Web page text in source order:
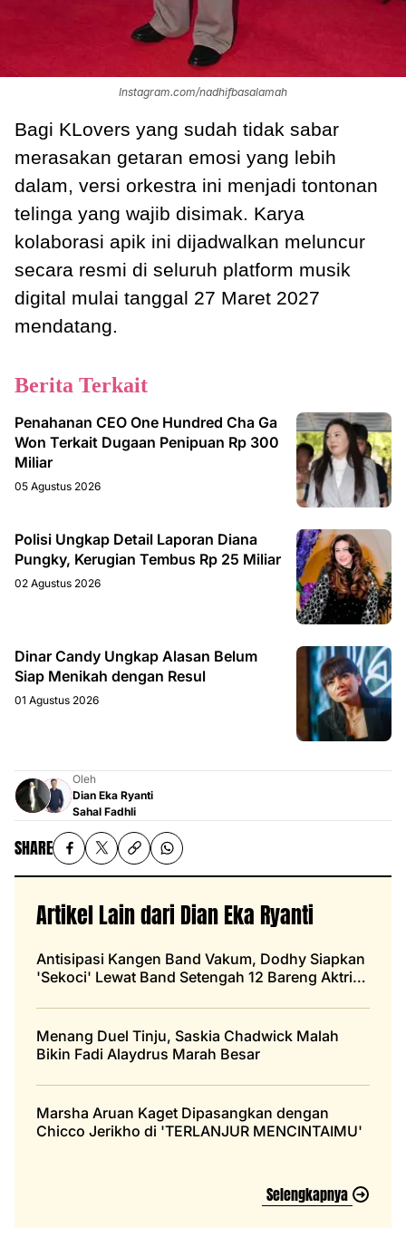
Instagram.com/nadhifbasalamah
Bagi KLovers yang sudah tidak sabar
merasakan getaran emosi yang lebih
dalam, versi orkestra ini menjadi tontonan
telinga yang wajib disimak. Karya
kolaborasi apik ini dijadwalkan meluncur
secara resmi di seluruh platform musik
digital mulai tanggal 27 Maret 2027
mendatang.
Berita Terkait
Penahanan CEO One Hundred Cha Ga
Won Terkait Dugaan Penipuan Rp 300
Miliar
05 Agustus 2026
Polisi Ungkap Detail Laporan Diana
Pungky, Kerugian Tembus Rp 25 Miliar
02 Agustus 2026
Dinar Candy Ungkap Alasan Belum
Siap Menikah dengan Resul
01 Agustus 2026
Oleh
Dian Eka Ryanti
Sahal Fadhli
SHARE
Artikel Lain dari Dian Eka Ryanti
Antisipasi Kangen Band Vakum, Dodhy Siapkan
'Sekoci' Lewat Band Setengah 12 Bareng Aktris
Menang Duel Tinju, Saskia Chadwick Malah
Bikin Fadi Alaydrus Marah Besar
Marsha Aruan Kaget Dipasangkan dengan
Chicco Jerikho di 'TERLANJUR MENCINTAIMU'
Selengkapnya